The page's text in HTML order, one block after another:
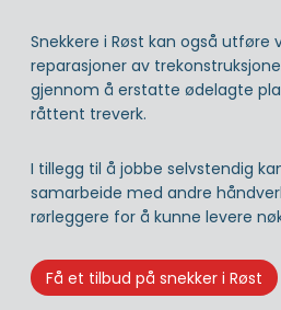
Snekkere i Røst kan også utføre
reparasjoner av
gjennom å erstatte ødelagte
råttent treverk.
I tillegg til å jobbe selvstendig
samarbeide med andre
rørleggere for å kunne levere
Få et tilbud på snekker i Røst